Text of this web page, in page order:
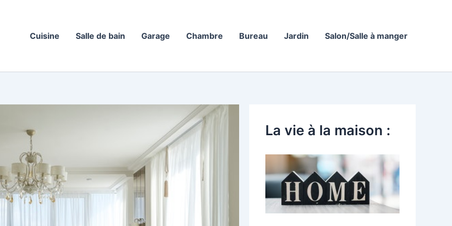
Cuisine Salle de bain Garage Chambre Bureau Jardin Salon/Salle à manger
La vie à la maison :